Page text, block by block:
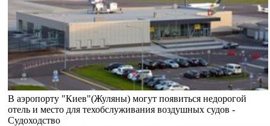
В аэропорту "Киев"(Жуляны) могут появиться недорогой
отель и место для техобслуживания воздушных судов -
Судоходство